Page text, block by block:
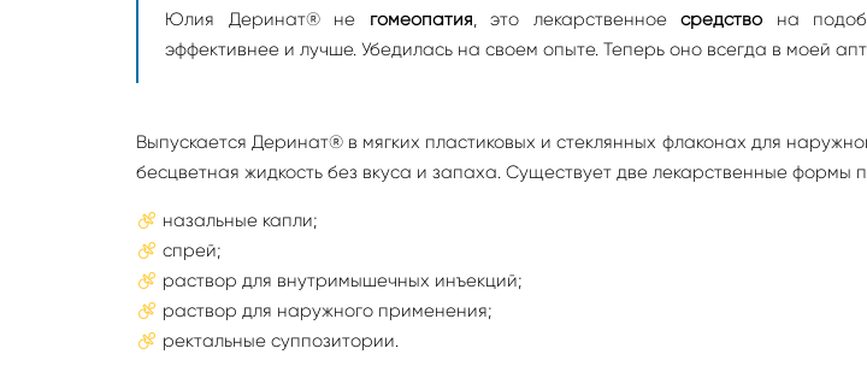
Юлия Деринат® не гомеопатия , это лекарственноесредство на
эффективнее и лучше. Убедилась на своем опыте. Теперь оно всегда в моей
Выпускается Деринат® в мягких пластиковых и стеклянных флаконах для
бесцветная жидкость без вкуса и запаха. Существует две лекарственные формы
назальные капли;
спрей;
раствор для внутримышечных инъекций;
раствор для наружного применения;
ректальные суппозитории.